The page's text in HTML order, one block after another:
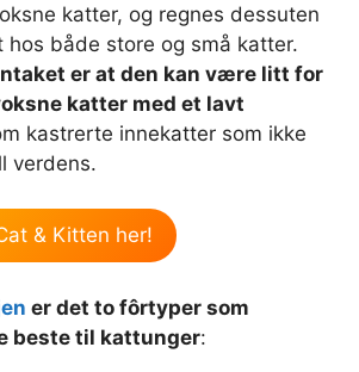
katter, og regnes dessuten
hos både store og små katter.
er at den kan være litt for
katter med et lavt
kastrerte innekatter som ikke
verdens.
& Kitten her!
er det to fôrtyper som
beste til kattunger: